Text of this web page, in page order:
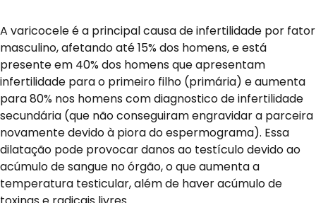
A varicocele é a principal causa de infertilidade por fator
masculino, afetando até 15% dos homens, e está
presente em 40% dos homens que apresentam
infertilidade para o primeiro filho (primária) e aumenta
para 80% nos homens com diagnostico de infertilidade
secundária (que não conseguiram engravidar a parceira
novamente devido à piora do espermograma). Essa
dilatação pode provocar danos ao testículo devido ao
acúmulo de sangue no órgão, o que aumenta a
temperatura testicular, além de haver acúmulo de